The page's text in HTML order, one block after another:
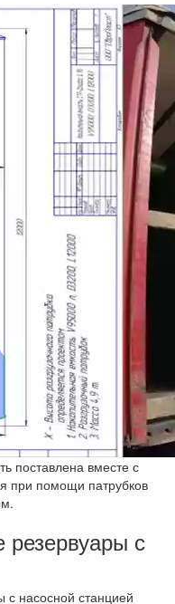
поставлена вместе с
при помощи патрубков
с